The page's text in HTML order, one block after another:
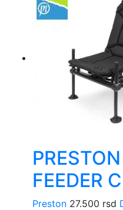
FEEDER
Preston 27.500 rsd